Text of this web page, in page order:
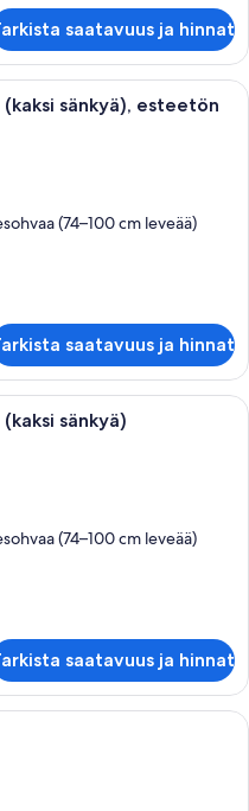
saatavuus ja hinnat
huoneessa,
sänkyä), esteetön
(74–100 cm leveää)
saatavuus ja hinnat
huoneessa,
sänkyä)
(74–100 cm leveää)
saatavuus ja hinnat
| Tallelokero huoneessa,